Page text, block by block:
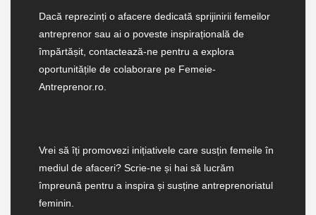
Dacă reprezinți o afacere dedicată sprijinirii femeilor
antreprenor sau ai o poveste inspirațională de
împărtășit, contactează-ne pentru a explora
oportunitățile de colaborare pe Femeie-
Antreprenor.ro.
Vrei să îți promovezi inițiativele care susțin femeile în
mediul de afaceri? Scrie-ne și hai să lucrăm
împreună pentru a inspira și susține antreprenoriatul
feminin.